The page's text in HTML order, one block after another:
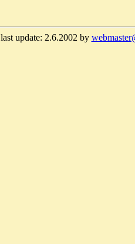
last update: 2.6.2002 by